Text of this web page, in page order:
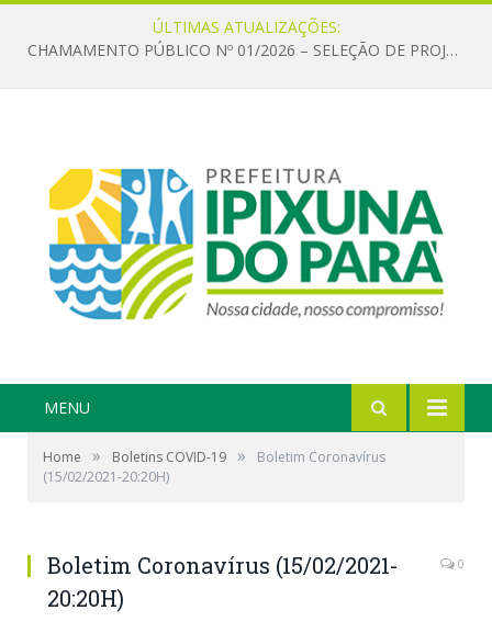
ÚLTIMAS ATUALIZAÇÕES:
CHAMAMENTO PÚBLICO Nº 01/2026 – SELEÇÃO DE PROJETOS PARA FIRMAR TERMO DE EXECUÇÃO CULTURAL COM RECURSOS DA POLÍTICA NACIONAL ALDIR BLANC DE FOMENTO À CULTURA – PNAB (LEI Nº 14.399/2022)
MENU
Home » Boletins COVID-19 »
Boletim Coronavírus
(15/02/2021-20:20H)
Boletim Coronavírus (15/02/2021-
20:20H)
0